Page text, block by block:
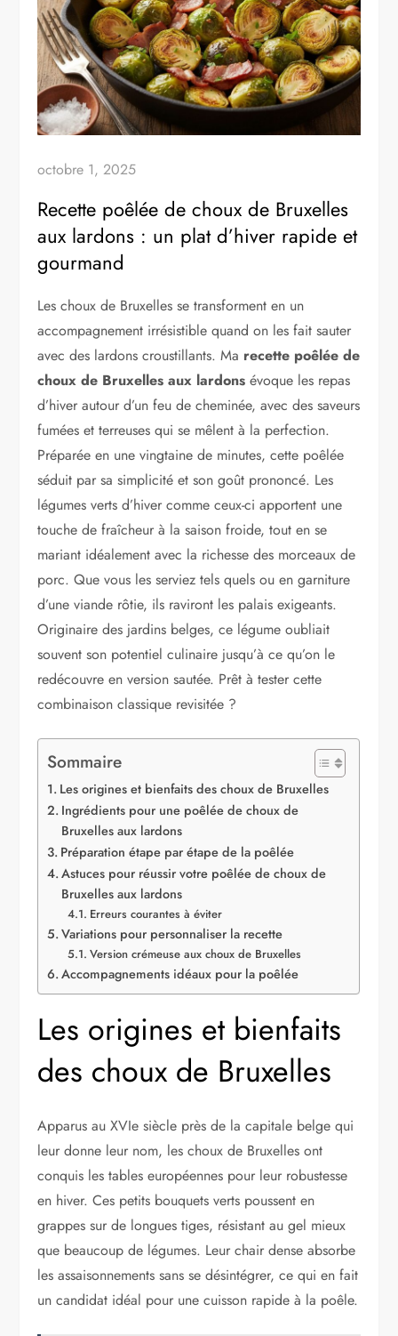
octobre 1, 2025
Recette poêlée de choux de Bruxelles
aux lardons : un plat d’hiver rapide et
gourmand
Les choux de Bruxelles se transforment en un
accompagnement irrésistible quand on les fait sauter
avec des lardons croustillants. Ma recette poêlée de
choux de Bruxelles aux lardons évoque les repas
d’hiver autour d’un feu de cheminée, avec des saveurs
fumées et terreuses qui se mêlent à la perfection.
Préparée en une vingtaine de minutes, cette poêlée
séduit par sa simplicité et son goût prononcé. Les
légumes verts d’hiver comme ceux-ci apportent une
touche de fraîcheur à la saison froide, tout en se
mariant idéalement avec la richesse des morceaux de
porc. Que vous les serviez tels quels ou en garniture
d’une viande rôtie, ils raviront les palais exigeants.
Originaire des jardins belges, ce légume oubliait
souvent son potentiel culinaire jusqu’à ce qu’on le
redécouvre en version sautée. Prêt à tester cette
combinaison classique revisitée ?
Sommaire
Les origines et bienfaits des choux de Bruxelles
Ingrédients pour une poêlée de choux de
Bruxelles aux lardons
Préparation étape par étape de la poêlée
Astuces pour réussir votre poêlée de choux de
Bruxelles aux lardons
Erreurs courantes à éviter
Variations pour personnaliser la recette
Version crémeuse aux choux de Bruxelles
Accompagnements idéaux pour la poêlée
Les origines et bienfaits
des choux de Bruxelles
Apparus au XVIe siècle près de la capitale belge qui
leur donne leur nom, les choux de Bruxelles ont
conquis les tables européennes pour leur robustesse
en hiver. Ces petits bouquets verts poussent en
grappes sur de longues tiges, résistant au gel mieux
que beaucoup de légumes. Leur chair dense absorbe
les assaisonnements sans se désintégrer, ce qui en fait
un candidat idéal pour une cuisson rapide à la poêle.